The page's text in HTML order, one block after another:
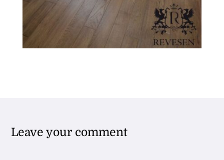
Leave your comment